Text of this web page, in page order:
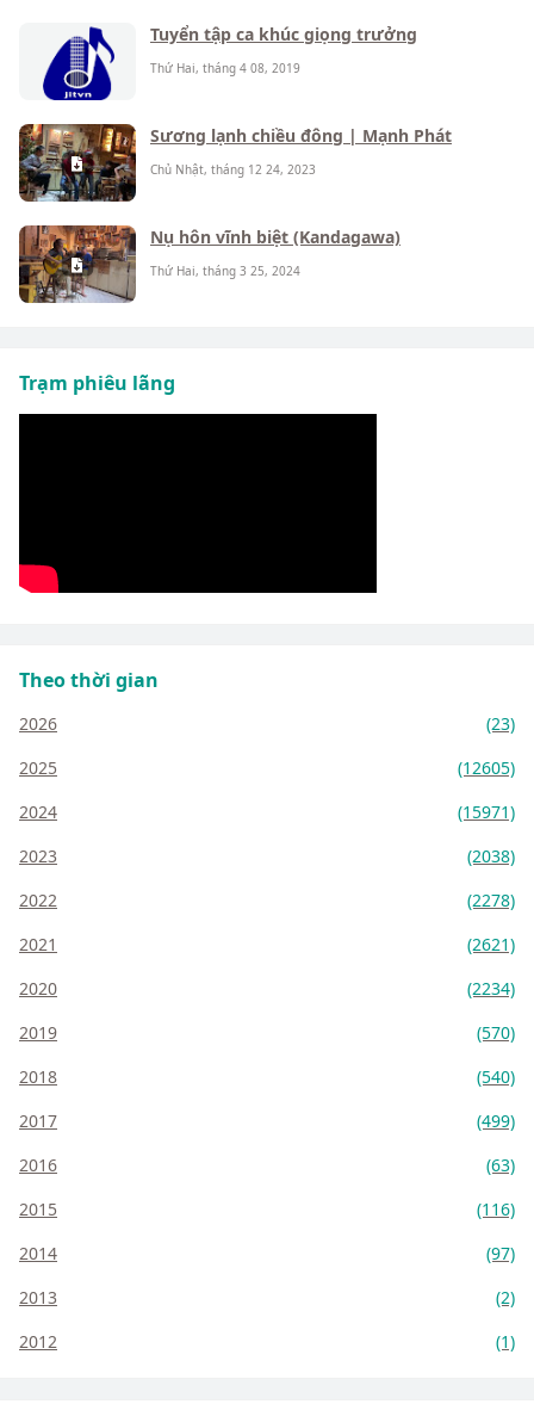
Tuyển tập ca khúc giọng trưởng
Thứ Hai, tháng 4 08, 2019
Sương lạnh chiều đông | Mạnh Phát
Chủ Nhật, tháng 12 24, 2023
Nụ hôn vĩnh biệt (Kandagawa)
Thứ Hai, tháng 3 25, 2024
Trạm phiêu lãng
Theo thời gian
2026
(23)
2025
(12605)
2024
(15971)
2023
(2038)
2022
(2278)
2021
(2621)
2020
(2234)
2019
(570)
2018
(540)
2017
(499)
2016
(63)
2015
(116)
2014
(97)
2013
(2)
2012
(1)